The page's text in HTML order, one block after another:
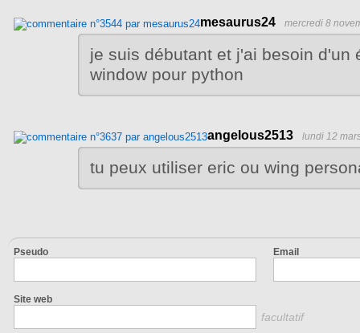
mesaurus24 mercredi 8
je suis débutant et j'ai besoin d'un
window pour python
angelous2513 lundi 12
tu peux utiliser eric ou wing
Pseudo Email
Site web
facultatif